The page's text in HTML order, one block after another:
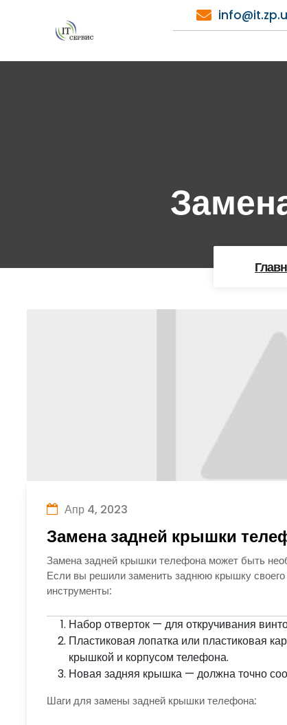
содержимому
Апр 4, 2023
Замена задней крышки
Замена задней крышки телефона может быть
Если вы решили заменить заднюю крышку
инструменты:
Набор отверток — для откручивания
Пластиковая лопатка или пластиковая
крышкой и корпусом телефона.
Новая задняя крышка — должна точно
Шаги для замены задней крышки телефона: